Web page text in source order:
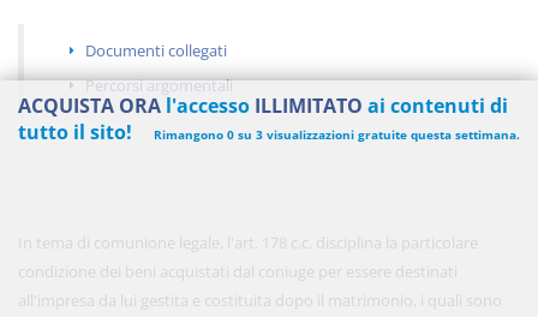
Documenti collegati
Percorsi argomentali
In tema di comunione legale, l'art. 178 c.c. disciplina la particolare
condizione dei beni acquistati dal coniuge per essere destinati
all'impresa da lui gestita e costituita dopo il matrimonio, i quali sono
ACQUISTA ORA l'accesso ILLIMITATO ai contenuti di
tutto il sito!
Rimangono 0 su 3 visualizzazioni gratuite questa settimana.
450,00 € ANNUALI
570.00€
Acquista ora